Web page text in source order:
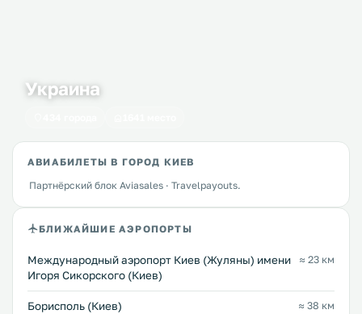
Украина
АВИАБИЛЕТЫ В ГОРОД КИЕВ
Партнёрский блок Aviasales · Travelpayouts.
БЛИЖАЙШИЕ АЭРОПОРТЫ
Международный аэропорт Киев (Жуляны) имени
Игоря Сикорского (Киев)
≈ 23 км
Борисполь (Киев) ≈ 38 км